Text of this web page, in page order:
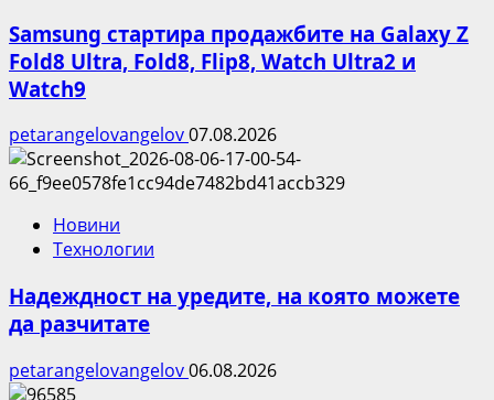
Samsung стартира продажбите на Galaxy Z
Fold8 Ultra, Fold8, Flip8, Watch Ultra2 и
Watch9
petarangelovangelov07.08.2026
Новини
Технологии
Надеждност на уредите, на която можете
да разчитате
petarangelovangelov06.08.2026